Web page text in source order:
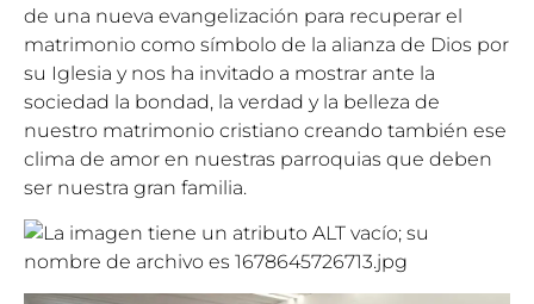
de una nueva evangelización para recuperar el
matrimonio como símbolo de la alianza de Dios por
su Iglesia y nos ha invitado a mostrar ante la
sociedad la bondad, la verdad y la belleza de
nuestro matrimonio cristiano creando también ese
clima de amor en nuestras parroquias que deben
ser nuestra gran familia.